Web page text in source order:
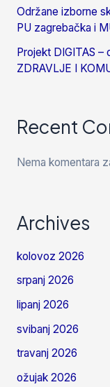
Održane izborne
PU zagrebačka i
Projekt DIGITAS
ZDRAVLJE I
Recent
Nema komentara
Archives
kolovoz 2026
srpanj 2026
lipanj 2026
svibanj 2026
travanj 2026
ožujak 2026